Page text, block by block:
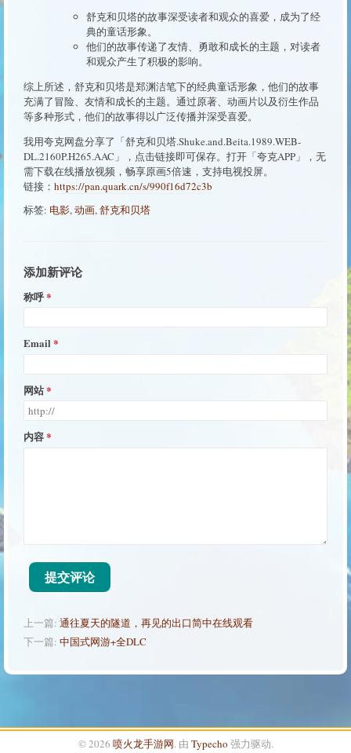
舒克和贝塔的故事深受读者和观众的喜爱，成为了经
典的童话形象。
他们的故事传递了友情、勇敢和成长的主题，对读者
和观众产生了积极的影响。
综上所述，舒克和贝塔是郑渊洁笔下的经典童话形象，他们的故事
充满了冒险、友情和成长的主题。通过原著、动画片以及衍生作品
等多种形式，他们的故事得以广泛传播并深受喜爱。
我用夸克网盘分享了「舒克和贝塔.Shuke.and.Beita.1989.WEB-
DL.2160P.H265.AAC」，点击链接即可保存。打开「夸克APP」，无
需下载在线播放视频，畅享原画5倍速，支持电视投屏。
链接： https://pan.quark.cn/s/990f16d72c3b
标签: 电影,动画,舒克和贝塔
添加新评论
称呼
Email
网站
内容
提交评论
上一篇: 通往夏天的隧道，再见的出口简中在线观看
下一篇: 中国式网游+全DLC
© 2026 喷火龙手游网. 由 Typecho 强力驱动.